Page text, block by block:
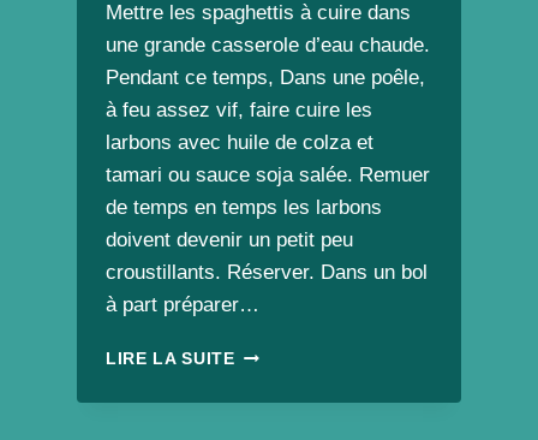
Mettre les spaghettis à cuire dans
une grande casserole d’eau chaude.
Pendant ce temps, Dans une poêle,
à feu assez vif, faire cuire les
larbons avec huile de colza et
tamari ou sauce soja salée. Remuer
de temps en temps les larbons
doivent devenir un petit peu
croustillants. Réserver. Dans un bol
à part préparer…
LIRE LA SUITERECETTE
PÂTES